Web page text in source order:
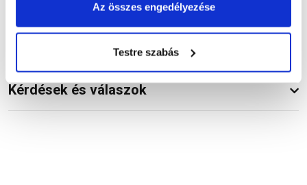
Az összes engedélyezése
Testre szabás
Vásárlói vélemények
Kérdések és válaszok